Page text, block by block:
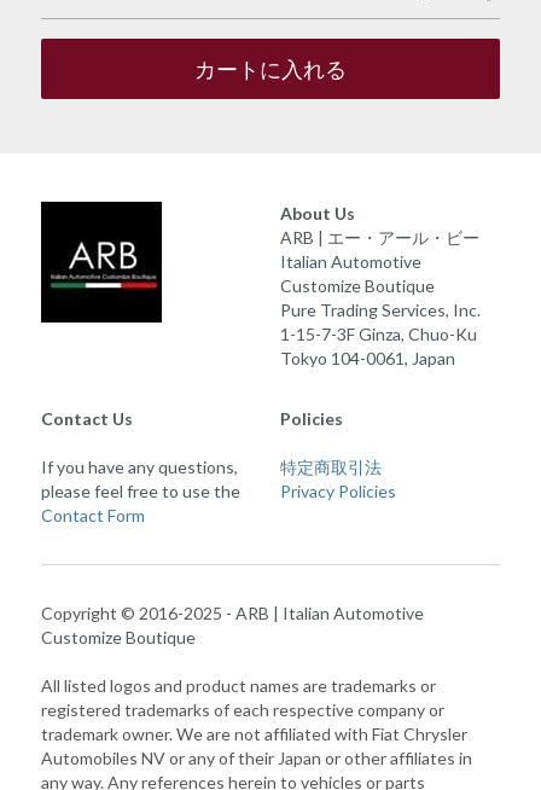
カートに入れる
About Us
ARB | エー・アール・ビー
Italian Automotive
Customize Boutique
Pure Trading Services, Inc.
1-15-7-3F Ginza, Chuo-Ku
Tokyo 104-0061, Japan
Contact Us
If you have any questions,
Contact Form
Policies
特定商取引法
Privacy Policies
Copyright © 2016-2025 - ARB | Italian Automotive
Customize Boutique
All listed logos and product names are trademarks or
registered trademarks of each respective company or
trademark owner. We are not affiliated with Fiat Chrysler
Automobiles NV or any of their Japan or other affiliates in
any way. Any references herein to vehicles or parts